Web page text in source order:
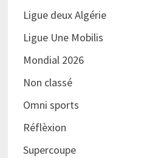
Ligue deux Algérie
Ligue Une Mobilis
Mondial 2026
Non classé
Omni sports
Réflèxion
Supercoupe